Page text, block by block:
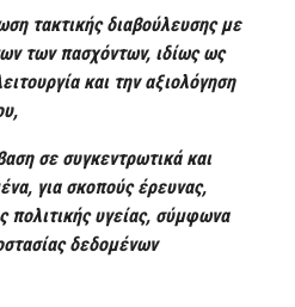
τακτικής διαβούλευσης με
των πασχόντων, ιδίως ως
και την αξιολόγηση
σε συγκεντρωτικά και
για σκοπούς έρευνας,
πολιτικής υγείας, σύμφωνα
δεδομένων